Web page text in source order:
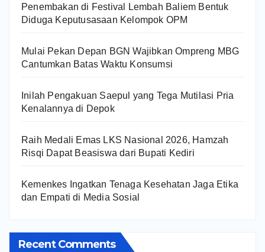
Penembakan di Festival Lembah Baliem Bentuk
Diduga Keputusasaan Kelompok OPM
Mulai Pekan Depan BGN Wajibkan Ompreng MBG
Cantumkan Batas Waktu Konsumsi
Inilah Pengakuan Saepul yang Tega Mutilasi Pria
Kenalannya di Depok
Raih Medali Emas LKS Nasional 2026, Hamzah
Risqi Dapat Beasiswa dari Bupati Kediri
Kemenkes Ingatkan Tenaga Kesehatan Jaga Etika
dan Empati di Media Sosial
Recent Comments